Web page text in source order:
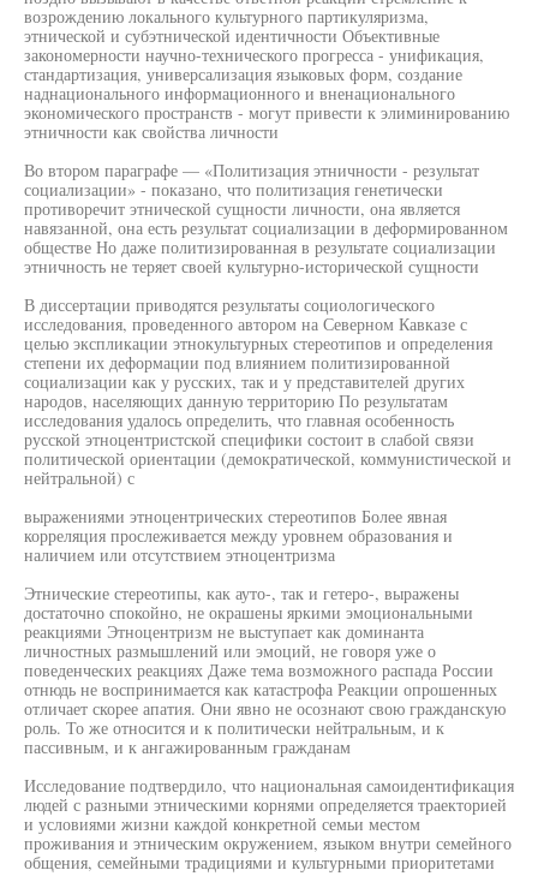
возрождению локального культурного партикуляризма,
этнической и субэтнической идентичности Объективные
закономерности научно-технического прогресса - унификация,
стандартизация, универсализация языковых форм, создание
наднационального информационного и вненационального
экономического пространств - могут привести к элиминированию
этничности как свойства личности
Во втором параграфе — «Политизация этничности - результат
социализации» - показано, что политизация генетически
противоречит этнической сущности личности, она является
навязанной, она есть результат социализации в деформированном
обществе Но даже политизированная в результате социализации
этничность не теряет своей культурно-исторической сущности
В диссертации приводятся результаты социологического
исследования, проведенного автором на Северном Кавказе с
целью экспликации этнокультурных стереотипов и определения
степени их деформации под влиянием политизированной
социализации как у русских, так и у представителей других
народов, населяющих данную территорию По результатам
исследования удалось определить, что главная особенность
русской этноцентристской специфики состоит в слабой связи
политической ориентации (демократической, коммунистической и
нейтральной) с
выражениями этноцентрических стереотипов Более явная
корреляция прослеживается между уровнем образования и
наличием или отсутствием этноцентризма
Этнические стереотипы, как ауто-, так и гетеро-, выражены
достаточно спокойно, не окрашены яркими эмоциональными
реакциями Этноцентризм не выступает как доминанта
личностных размышлений или эмоций, не говоря уже о
поведенческих реакциях Даже тема возможного распада России
отнюдь не воспринимается как катастрофа Реакции опрошенных
отличает скорее апатия. Они явно не осознают свою гражданскую
роль. То же относится и к политически нейтральным, и к
пассивным, и к ангажированным гражданам
Исследование подтвердило, что национальная самоидентификация
людей с разными этническими корнями определяется траекторией
и условиями жизни каждой конкретной семьи местом
проживания и этническим окружением, языком внутри семейного
общения, семейными традициями и культурными приоритетами